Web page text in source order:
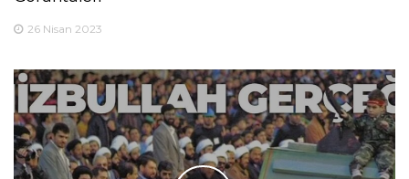
26 Nisan 2023